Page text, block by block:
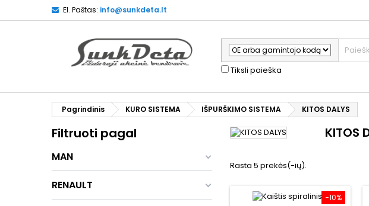
El. Paštas: info@sunkdeta.lt
Tiksli paieška
Pagrindinis KURO SISTEMA IŠPURŠKIMO SISTEMA KITOS DALYS
Filtruoti pagal
MAN
RENAULT
KITOS
Rasta 5 prekės(-ių).
−10%